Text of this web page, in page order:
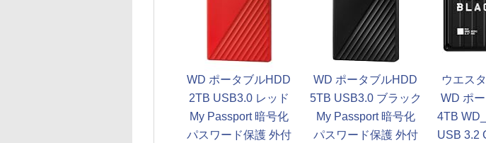
WD ポータブルHDD
2TB USB3.0 レッド
My Passport 暗号化
パスワード保護 外付
WD ポータブルHDD
5TB USB3.0 ブラック
My Passport 暗号化
パスワード保護 外付
ウエス
WD ポ
4TB
USB 3.2